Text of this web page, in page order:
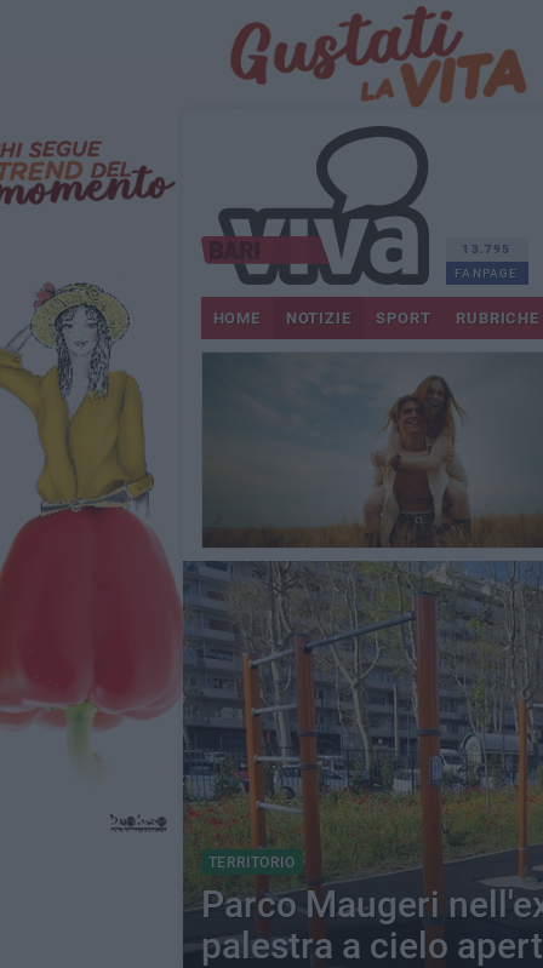
13.795
FANPAGE
HOME NOTIZIE SPORT RUBRICHE
TERRITORIO
Parco Maugeri
palestra a cielo